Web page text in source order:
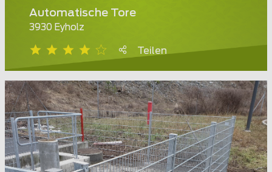
Automatische Tore
3930 Eyholz
Teilen